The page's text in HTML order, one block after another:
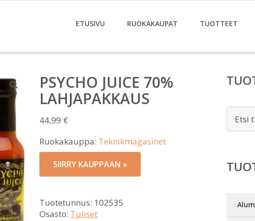
ETUSIVU RUOKAKAUPAT TUOTTEET
PSYCHO JUICE 70%
LAHJAPAKKAUS
44,99 €
Ruokakauppa: Teknikmagasinet
SIIRRY KAUPPAAN »
Tuotetunnus: 102535
Osasto: Tuliset